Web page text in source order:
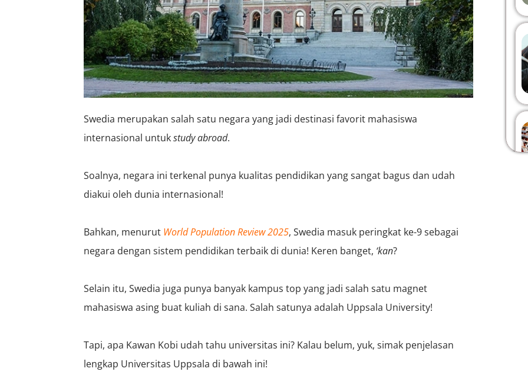
Swedia merupakan salah satu negara yang jadi destinasi favorit mahasiswa
internasional untukstudy abroad.
Soalnya, negara ini terkenal punya kualitas pendidikan yang sangat bagus dan udah
diakui oleh dunia internasional!
Bahkan, menurut World Population Review 2025, Swedia masuk peringkat ke-9 sebagai
negara dengan sistem pendidikan terbaik di dunia! Keren banget, ‘kan?
Selain itu, Swedia juga punya banyak kampus top yang jadi salah satu magnet
mahasiswa asing buat kuliah di sana. Salah satunya adalah Uppsala University!
Tapi, apa Kawan Kobi udah tahu universitas ini? Kalau belum, yuk, simak penjelasan
lengkap Universitas Uppsala di bawah ini!